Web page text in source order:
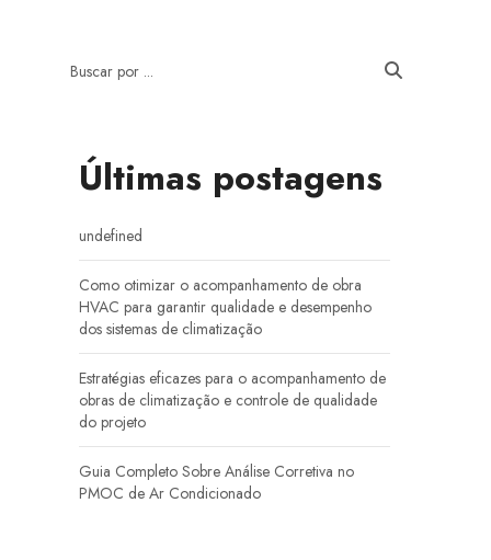
Últimas postagens
undefined
Como otimizar o acompanhamento de obra
HVAC para garantir qualidade e desempenho
dos sistemas de climatização
Estratégias eficazes para o acompanhamento de
obras de climatização e controle de qualidade
do projeto
Guia Completo Sobre Análise Corretiva no
PMOC de Ar Condicionado